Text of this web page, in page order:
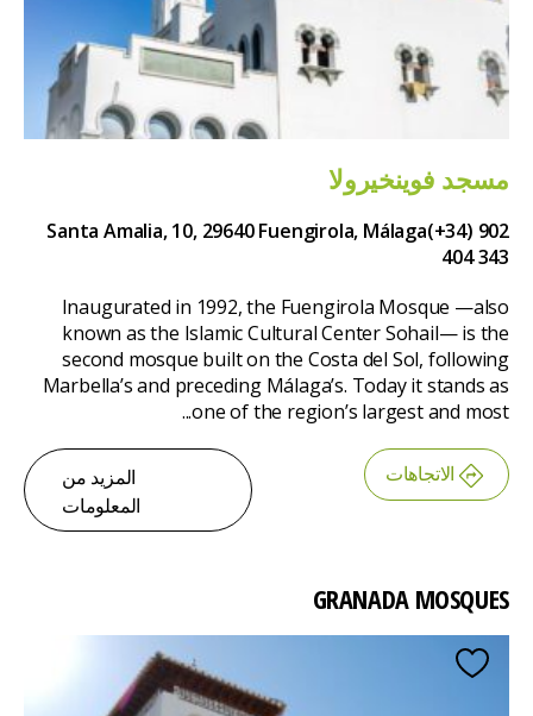
مسجد فوينخيرولا
Santa Amalia, 10, 29640 Fuengirola, Málaga(+34) 902
404 343
Inaugurated in 1992, the Fuengirola Mosque —also
known as the Islamic Cultural Center Sohail— is the
second mosque built on the Costa del Sol, following
Marbella’s and preceding Málaga’s. Today it stands as
one of the region’s largest and most...
الاتجاهات
المزيد من
المعلومات
GRANADA MOSQUES